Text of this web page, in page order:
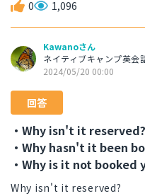
0 1,096
Kawanoさん
ネイティブキャンプ英会
2024/05/20 00:00
回答
・Why isn't it reserved?
・Why hasn't it been
・Why is it not booked
Why isn't it reserved?